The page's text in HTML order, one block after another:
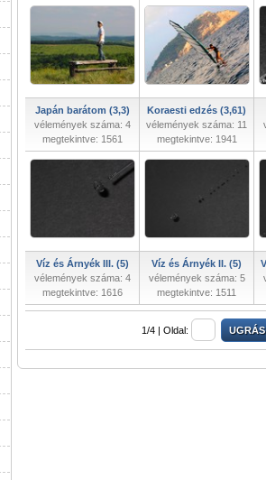
Japán barátom (3,3)
vélemények száma: 4
megtekintve: 1561
Koraesti edzés (3,61)
vélemények száma: 11
megtekintve: 1941
Víz és Árnyék III. (5)
vélemények száma: 4
megtekintve: 1616
Víz és Árnyék II. (5)
vélemények száma: 5
megtekintve: 1511
1/4 | Oldal: